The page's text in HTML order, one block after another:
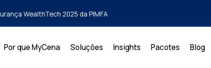
WealthTech 2025 da PIMFA
Por que MyCena Soluções Insights Pacotes Blog